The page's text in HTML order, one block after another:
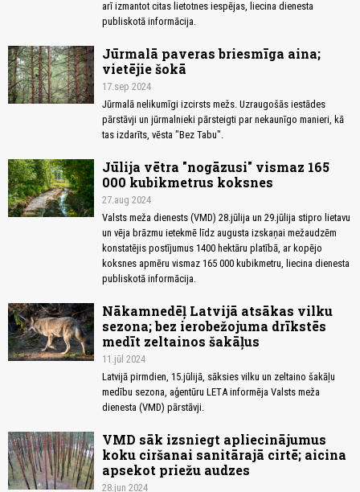
arī izmantot citas lietotnes iespējas, liecina dienesta
publiskotā informācija.
Jūrmalā paveras briesmīga aina;
vietējie šokā
17.sep 2024
Jūrmalā nelikumīgi izcirsts mežs. Uzraugošās iestādes
pārstāvji un jūrmalnieki pārsteigti par nekaunīgo manieri, kā
tas izdarīts, vēsta "Bez Tabu".
Jūlija vētra "nogāzusi" vismaz 165
000 kubikmetrus koksnes
27.aug 2024
Valsts meža dienests (VMD) 28.jūlija un 29.jūlija stipro lietavu
un vēja brāzmu ietekmē līdz augusta izskaņai mežaudzēm
konstatējis postījumus 1400 hektāru platībā, ar kopējo
koksnes apmēru vismaz 165 000 kubikmetru, liecina dienesta
publiskotā informācija.
Nākamnedēļ Latvijā atsākas vilku
sezona; bez ierobežojuma drīkstēs
medīt zeltainos šakāļus
11.jūl 2024
Latvijā pirmdien, 15.jūlijā, sāksies vilku un zeltaino šakāļu
medību sezona, aģentūru LETA informēja Valsts meža
dienesta (VMD) pārstāvji.
VMD sāk izsniegt apliecinājumus
koku ciršanai sanitārajā cirtē; aicina
apsekot priežu audzes
28.jun 2024